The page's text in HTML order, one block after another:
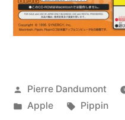
Publié
par
Pierre Dandumont
Publié
Apple Étiquettes :
Pippin